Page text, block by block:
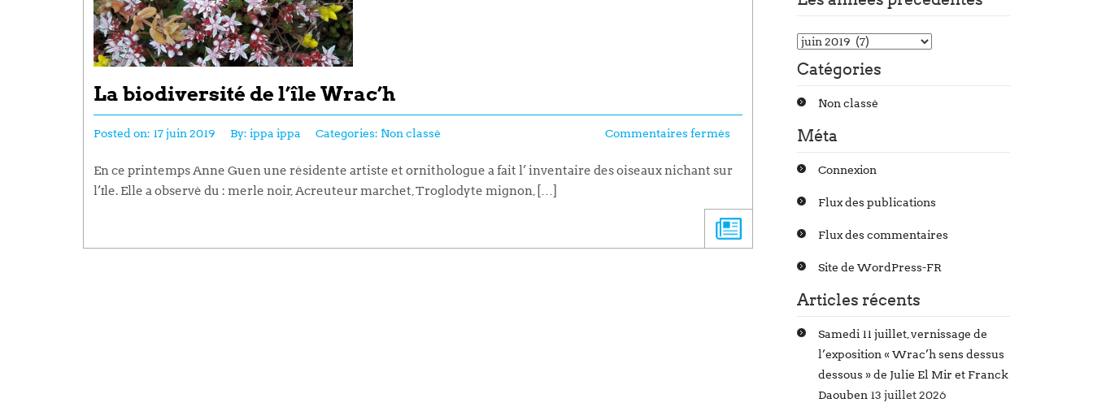
La biodiversité de l’île Wrac’h
Posted on: 17 juin 2019 By: ippa ippa Categories: Non classé Commentaires fermés
En ce printemps Anne Guen une résidente artiste et ornithologue a fait l’ inventaire des oiseaux nichant sur
l’île. Elle a observé du : merle noir, Acreuteur marchet, Troglodyte mignon, […]
Catégories
Non classé
Méta
Connexion
Flux des publications
Flux des commentaires
Site de WordPress-FR
Articles récents
Samedi 11 juillet, vernissage de
l’exposition « Wrac’h sens dessus
dessous » de Julie El Mir et Franck
Daouben 13 juillet 2026